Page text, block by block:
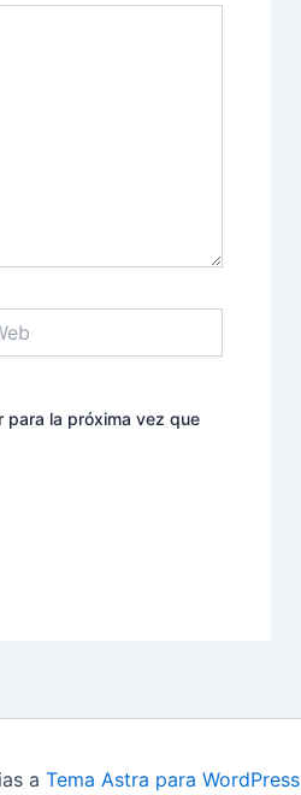
para la próxima vez que
a Tema Astra para WordPress